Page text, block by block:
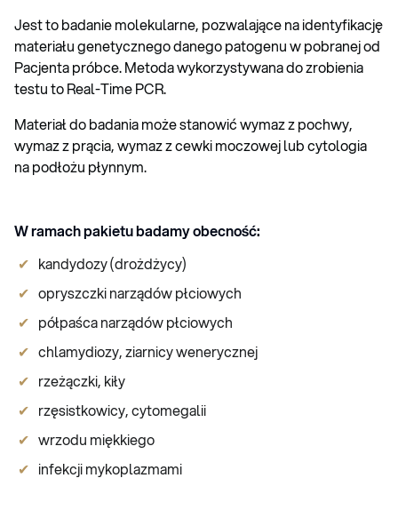
Jest to badanie molekularne, pozwalające na identyfikację
materiału genetycznego danego patogenu w pobranej od
Pacjenta próbce. Metoda wykorzystywana do zrobienia
testu to Real-Time PCR.
Materiał do badania może stanowić wymaz z pochwy,
wymaz z prącia, wymaz z cewki moczowej lub cytologia
na podłożu płynnym.
W ramach pakietu badamy obecność:
kandydozy (drożdżycy)
opryszczki narządów płciowych
półpaśca narządów płciowych
chlamydiozy, ziarnicy wenerycznej
rzeżączki, kiły
rzęsistkowicy, cytomegalii
wrzodu miękkiego
infekcji mykoplazmami